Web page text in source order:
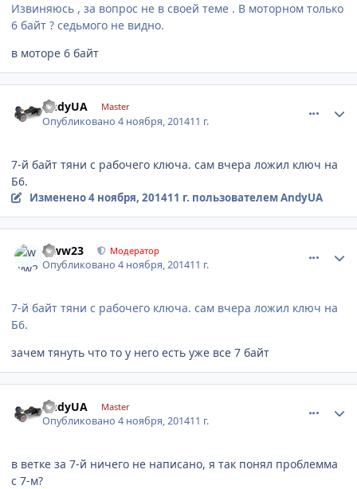
Извиняюсь , за вопрос не в своей теме . В моторном только
6 байт ? седьмого не видно.
в моторе 6 байт
AndyUA Master
Опубликовано4 ноября, 201411 г.
7-й байт тяни с рабочего ключа. сам вчера ложил ключ на
Б6.
Изменено4 ноября, 201411 г. пользователем AndyUA
www23 Модератор
Опубликовано4 ноября, 201411 г.
7-й байт тяни с рабочего ключа. сам вчера ложил ключ на
Б6.
зачем тянуть что то у него есть уже все 7 байт
AndyUA Master
Опубликовано4 ноября, 201411 г.
в ветке за 7-й ничего не написано, я так понял проблемма
с 7-м?